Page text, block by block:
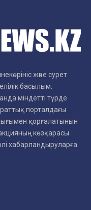
және сурет
басылым.
міндетті түрде
порталдағы
қорғалатынын
көзқарасы
хабарландыруларға